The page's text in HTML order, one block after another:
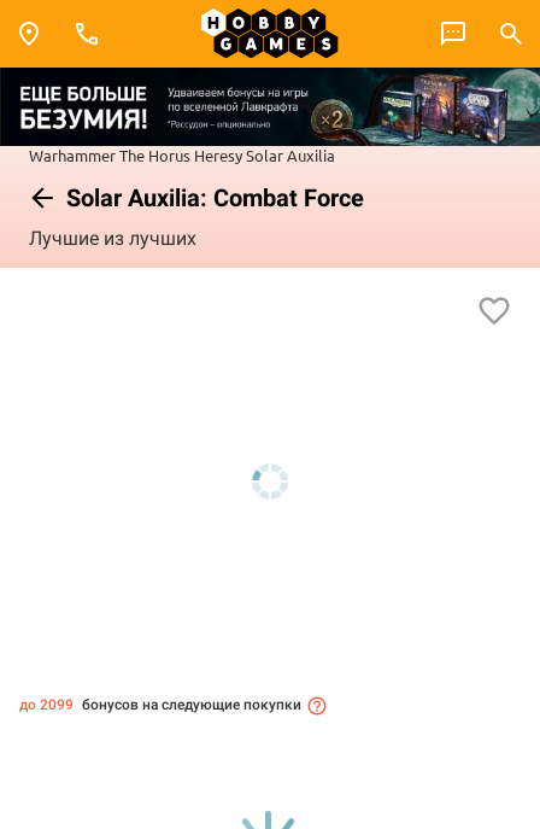
WarhammerThe Horus HeresySolar Auxilia
Solar Auxilia: Combat Force
Лучшие из лучших
до 2099 бонусов на следующие покупки